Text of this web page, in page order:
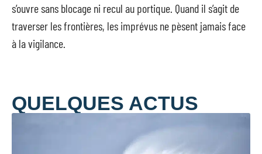
s’ouvre sans blocage ni recul au portique. Quand il s’agit de
traverser les frontières, les imprévus ne pèsent jamais face
à la vigilance.
QUELQUES ACTUS